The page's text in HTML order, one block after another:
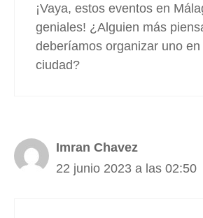
¡Vaya, estos eventos en
geniales! ¿Alguien más
deberíamos organizar uno en
ciudad?
Imran Chavez
22 junio 2023 a las 02:50